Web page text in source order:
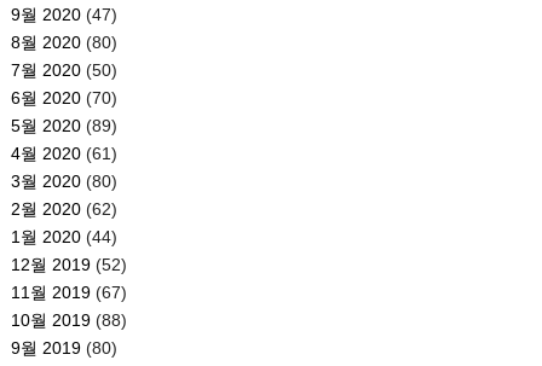
9월 2020(47)
8월 2020(80)
7월 2020(50)
6월 2020(70)
5월 2020(89)
4월 2020(61)
3월 2020(80)
2월 2020(62)
1월 2020(44)
12월 2019(52)
11월 2019(67)
10월 2019(88)
9월 2019(80)